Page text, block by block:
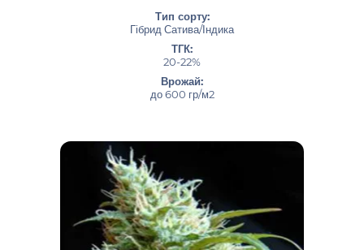
Тип сорту:
Гібрид Сатива/Індика
ТГК:
20-22%
Врожай:
до 600 гр/м2